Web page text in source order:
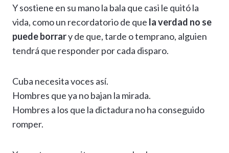
Y sostiene en su mano la bala que casi le quitó la
vida, como un recordatorio de que la verdad no se
puede borrary de que, tarde o temprano, alguien
tendrá que responder por cada disparo.
Cuba necesita voces así.
Hombres que ya no bajan la mirada.
Hombres a los que la dictadura no ha conseguido
romper.